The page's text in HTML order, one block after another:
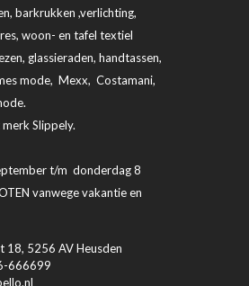
barkrukken ,verlichting,
woon- en tafel textiel
glassieraden, handtassen,
mode, Mexx, Costamani,
Slippely.
t/m donderdag 8
vanwege vakantie en
18, 5256 AV Heusden
666699